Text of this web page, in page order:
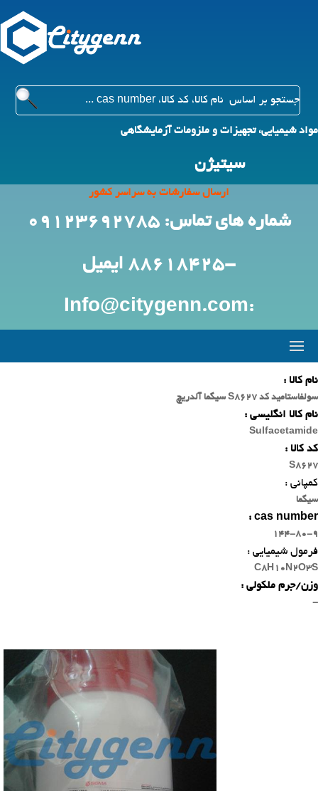
مواد شیمیایی، تجهیزات و ملزومات آزمایشگاهی
سیتیژن
ارسال سفارشات به سراسر کشور
شماره های تماس: 09123692785
-88618425 ایمیل
:Info@citygenn.com
نام کالا :
سولفاستامید کد S8627 سیگما آلدریچ
نام کالا انگلیسی :
Sulfacetamide
کد کالا :
S8627
کمپانی :
سیگما
cas number :
144-80-9
فرمول شیمیایی :
C8H10N2O3S
وزن/جرم ملکولی :
-